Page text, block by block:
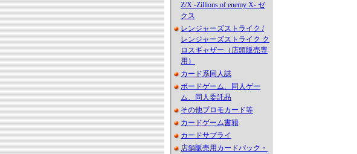
Z/X -Zillions of enemy X- ゼ
クス
レンジャーズストライク /
レンジャーズストライク ク
ロスギャザー（店頭販売専
用）
カード系同人誌
ボードゲーム、同人ゲー
ム、同人委託品
その他プロモカード等
カードゲーム書籍
カードサプライ
店舗販売用カードパック・